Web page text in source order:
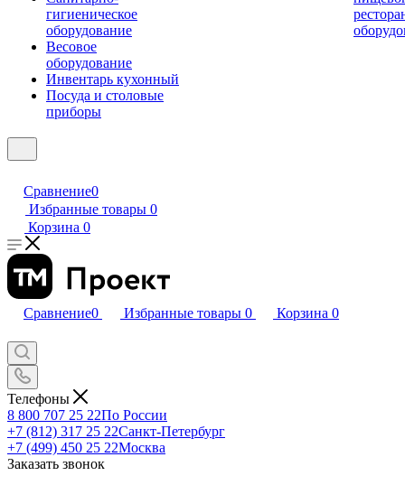
гигиеническое
оборудование
Весовое
оборудование
Инвентарь кухонный
Посуда и столовые
приборы
Сравнение0
Избранные товары 0
Корзина 0
Сравнение0 Избранные товары 0 Корзина 0
Телефоны
8 800 707 25 22По России
+7 (812) 317 25 22Санкт-Петербург
+7 (499) 450 25 22Москва
Заказать звонок